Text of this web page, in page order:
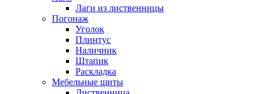
Лаги из лиственницы
Погонаж
Уголок
Плинтус
Наличник
Штапик
Раскладка
Мебельные щиты